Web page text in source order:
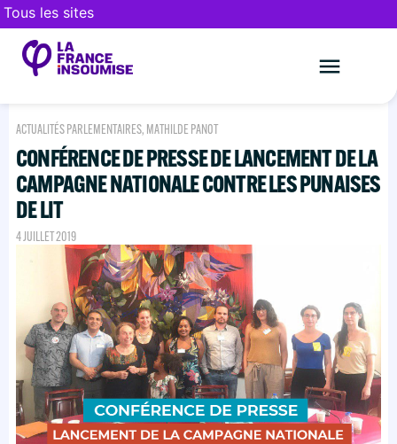
Tous les sites
ACTUALITÉS PARLEMENTAIRES, MATHILDE PANOT
CONFÉRENCE DE PRESSE DE LANCEMENT DE LA
CAMPAGNE NATIONALE CONTRE LES PUNAISES
DE LIT
4 JUILLET 2019